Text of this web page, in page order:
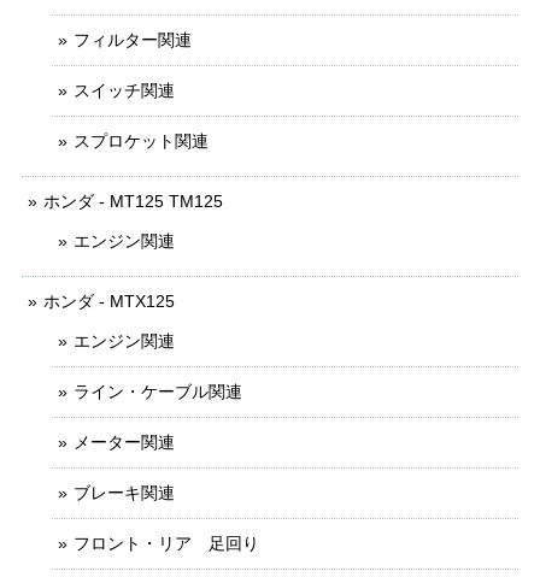
フィルター関連
スイッチ関連
スプロケット関連
ホンダ - MT125 TM125
エンジン関連
ホンダ - MTX125
エンジン関連
ライン・ケーブル関連
メーター関連
ブレーキ関連
フロント・リア 足回り